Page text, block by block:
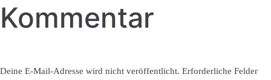
Kommentar
Deine E-Mail-Adresse wird nicht veröffentlicht. Erforderliche Felder